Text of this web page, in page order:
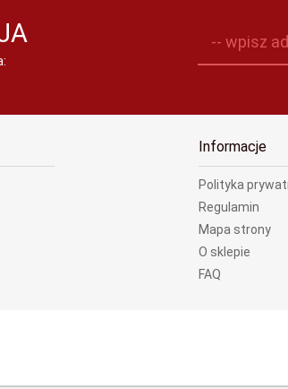
-- wpisz
Informacje
Polityka
Regulamin
Mapa strony
O sklepie
FAQ